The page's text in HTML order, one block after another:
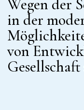
Wegen der
in der
von